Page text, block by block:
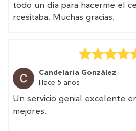
todo un día para hacerme el
rcesitaba. Muchas gracias.
Candelaria González
Hace 5 años
Un servicio genial excelente
mejores.